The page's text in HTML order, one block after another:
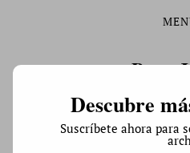
principal
Buen
Derecho de
Descubre
Suscríbete ahora para